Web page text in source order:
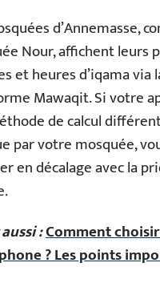
d’Annemasse,
Nour, affichent leurs
et heures d’iqama via
Mawaqit. Si votre
de calcul
par votre mosquée,
en décalage avec la
:Comment
? Les points